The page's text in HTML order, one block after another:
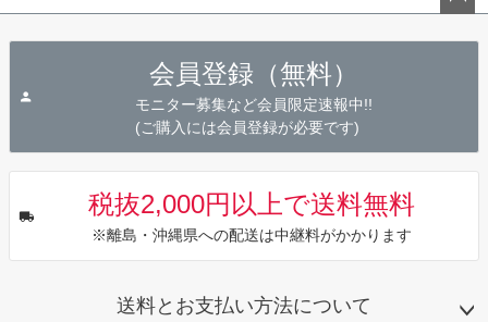
会員登録（無料）
モニター募集など会員限定速報中!!
(ご購入には会員登録が必要です)
税抜2,000円以上で送料無料
※離島・沖縄県への配送は中継料がかかります
送料とお支払い方法について